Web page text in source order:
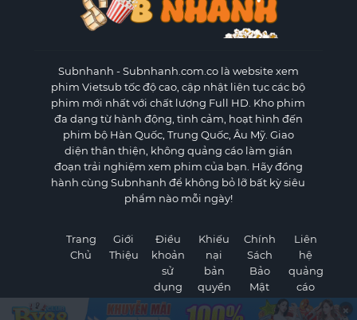
Subnhanh - Subnhanh.com.co là website xem
phim Vietsub tốc độ cao, cập nhật liên tục các bộ
phim mới nhất với chất lượng Full HD. Kho phim
đa dạng từ hành động, tình cảm, hoạt hình đến
phim bộ Hàn Quốc, Trung Quốc, Âu Mỹ. Giao
diện thân thiện, không quảng cáo làm gián
đoạn trải nghiệm xem phim của bạn. Hãy đồng
hành cùng Subnhanh để không bỏ lỡ bất kỳ siêu
phẩm nào mỗi ngày!
Trang
Chủ
Giới
Thiệu
Điều
khoản
sử
dụng
Khiếu
nại
bản
quyền
Chính
Sách
Bảo
Mật
Liên
hệ
quảng
cáo
×